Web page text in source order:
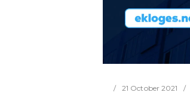
21 October 2021